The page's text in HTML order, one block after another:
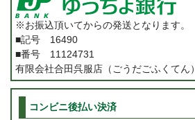
※お振込頂いてからの発送となります。
■記号 16490
■番号 11124731
有限会社合田呉服店（ごうだごふくてん）
コンビニ後払い決済